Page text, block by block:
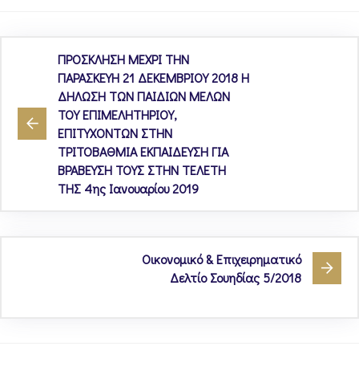
ΠΡΟΣΚΛΗΣΗ ΜΕΧΡΙ ΤΗΝ
ΠΑΡΑΣΚΕΥΗ 21 ΔΕΚΕΜΒΡΙΟΥ 2018 Η
ΔΗΛΩΣΗ ΤΩΝ ΠΑΙΔΙΩΝ ΜΕΛΩΝ
ΤΟΥ ΕΠΙΜΕΛΗΤΗΡΙΟΥ,
ΕΠΙΤΥΧΟΝΤΩΝ ΣΤΗΝ
ΤΡΙΤΟΒΑΘΜΙΑ ΕΚΠΑΙΔΕΥΣΗ ΓΙΑ
ΒΡΑΒΕΥΣΗ ΤΟΥΣ ΣΤΗΝ ΤΕΛΕΤΗ
ΤΗΣ 4ης Ιανουαρίου 2019
Οικονομικό & Επιχειρηματικό
Δελτίο Σουηδίας 5/2018